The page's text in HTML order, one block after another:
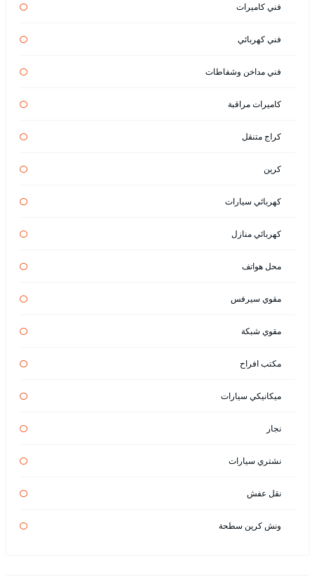
فني كاميرات
فني كهربائي
فني مداخن وشفاطات
كاميرات مراقبة
كراج متنقل
كرين
كهربائي سيارات
كهربائي منازل
محل هواتف
مقوي سيرفس
مقوي شبكة
مكتب افراح
ميكانيكي سيارات
نجار
نشتري سيارات
نقل عفش
ونش كرين سطحة